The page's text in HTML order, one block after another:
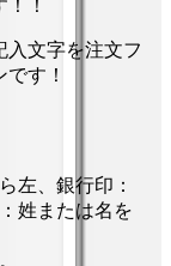
！
入文字を注文フ
す！
左、銀行印：
姓または名を